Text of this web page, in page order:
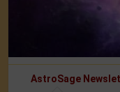
AstroSage